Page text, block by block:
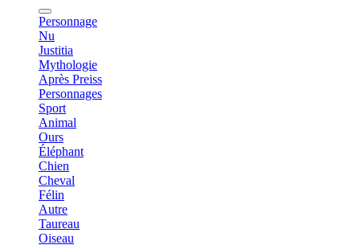
Personnage
Nu
Justitia
Mythologie
Après Preiss
Personnages
Sport
Animal
Ours
Éléphant
Chien
Cheval
Félin
Autre
Taureau
Oiseau